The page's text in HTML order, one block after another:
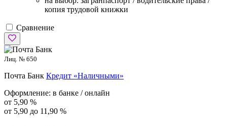
копия трудовой книжки
Сравнение
Лиц. № 650
Почта Банк Кредит «Наличными»
Оформление: в банке / онлайн
от 5,90 %
от 5,90 до 11,90 %